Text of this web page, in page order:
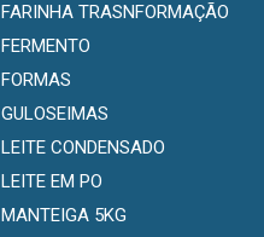
FARINHA TRASNFORMAÇÃO
FERMENTO
FORMAS
GULOSEIMAS
LEITE CONDENSADO
LEITE EM PO
MANTEIGA 5KG